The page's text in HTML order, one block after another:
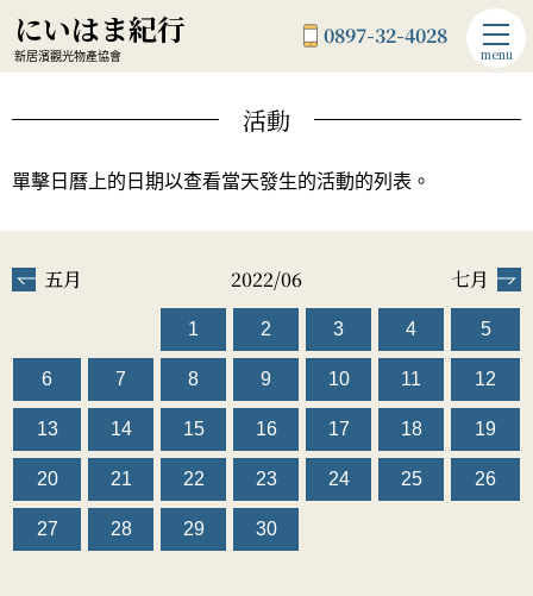
にいはま紀行
新居濱觀光物產協會
0897-32-4028
menu
活動
單擊日曆上的日期以查看當天發生的活動的列表。
五月 2022/06 七月
1 2 3 4 5
6 7 8 9 10 11 12
13 14 15 16 17 18 19
20 21 22 23 24 25 26
27 28 29 30